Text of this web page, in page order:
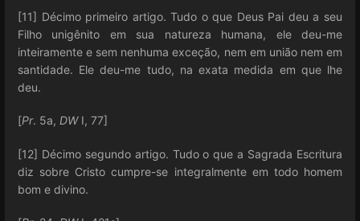
[11] Décimo primeiro artigo. Tudo o que Deus Pai deu a seu
Filho unigênito em sua natureza humana, ele deu-me
inteiramente e sem nenhuma exceção, nem em união nem em
santidade. Ele deu-me tudo, na exata medida em que lhe
deu.
[Pr. 5a, DWI, 77]
[12] Décimo segundo artigo. Tudo o que a Sagrada Escritura
diz sobre Cristo cumpre-se integralmente em todo homem
bom e divino.